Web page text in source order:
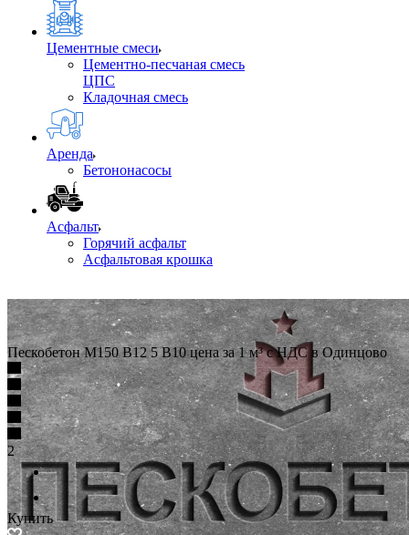
Цементные смеси
Цементно-песчаная смесь
ЦПС
Кладочная смесь
Аренда
Бетононасосы
Асфальт
Горячий асфальт
Асфальтовая крошка
Пескобетон М150 В12 5 В10 цена за 1 м³ с НДС в Одинцово
2
Купить